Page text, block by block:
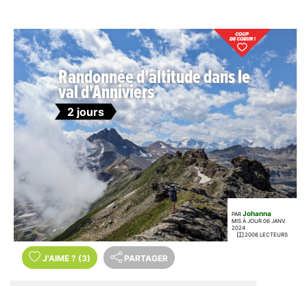
Randonnée d'altitude dans le
val d'Anniviers
2 jours
PAR Johanna
MIS À JOUR 06 JANV.
2024
2006 LECTEURS
J'AIME ? (3) PARTAGER